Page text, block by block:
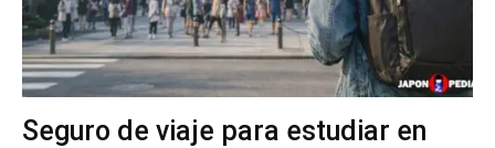
Seguro de viaje para estudiar en